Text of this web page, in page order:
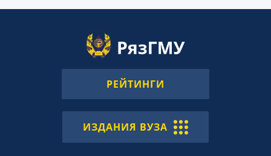
РЕЙТИНГИ
ИЗДАНИЯ ВУЗА